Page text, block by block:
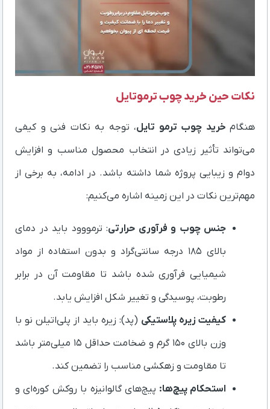
نکات حین خرید چوب ترموتایل
هنگامخرید چوب ترمو تایل، توجه به نکات فنی و کیفی
می‌تواند تأثیر زیادی در انتخاب محصول مناسب و افزایش
دوام و زیبایی پروژه شما داشته باشد. در ادامه، به برخی از
مهم‌ترین نکات در این زمینه اشاره می‌کنیم:
جنس چوب و فرآوری حرارتی: ترمووود باید در دمای
بالای ۱۸۵ درجه سانتی‌گراد و بدون استفاده از مواد
شیمیایی فرآوری شده باشد تا مقاومت آن در برابر
رطوبت، پوسیدگی و تغییر شکل افزایش یابد.
کیفیت زیره پلاستیکی(پد): زیره باید از پلی‌اتیلن نو با
وزن بالای ۱۵۰ گرم و ضخامت حداقل ۱۵ میلی‌متر باشد
تا مقاومت و زهکشی مناسب را تضمین کند.
استحکام پیچ‌ها: پیچ‌های گالوانیزه با روکش کوره‌ای و